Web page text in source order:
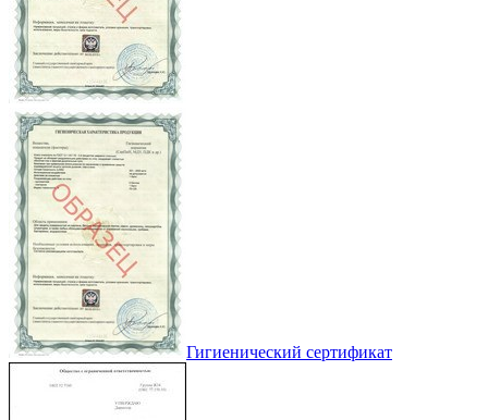
Гигиенический сертификат